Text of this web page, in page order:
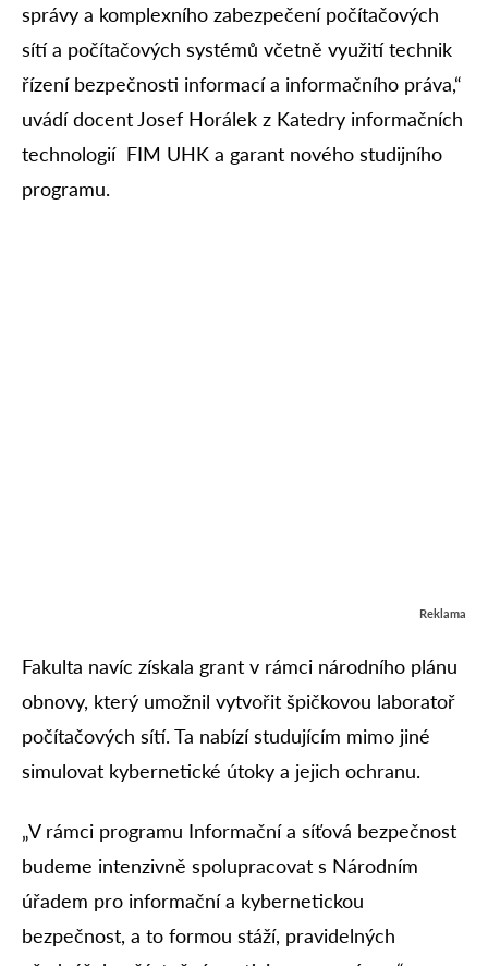
správy a komplexního zabezpečení počítačových
sítí a počítačových systémů včetně využití technik
řízení bezpečnosti informací a informačního práva,“
uvádí docent Josef Horálek z Katedry informačních
technologií FIM UHK a garant nového studijního
programu.
Reklama
Fakulta navíc získala grant v rámci národního plánu
obnovy, který umožnil vytvořit špičkovou laboratoř
počítačových sítí. Ta nabízí studujícím mimo jiné
simulovat kybernetické útoky a jejich ochranu.
„V rámci programu Informační a síťová bezpečnost
budeme intenzivně spolupracovat s Národním
úřadem pro informační a kybernetickou
bezpečnost, a to formou stáží, pravidelných